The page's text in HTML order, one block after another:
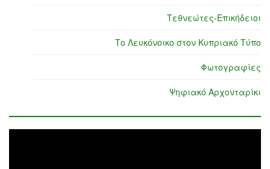
Τεθνεώτες-Επικήδειοι
Το Λευκόνοικο στον Κυπριακό Τύπο
Φωτογραφίες
Ψηφιακό Αρχονταρίκι